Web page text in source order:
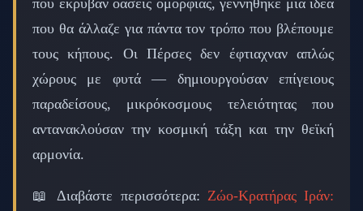
που θα άλλαζε για πάντα τον τρόπο που βλέπουμε
τους κήπους. Οι Πέρσες δεν έφτιαχναν απλώς
χώρους με φυτά — δημιουργούσαν επίγειους
παραδείσους, μικρόκοσμους τελειότητας που
αντανακλούσαν την κοσμική τάξη και την θεϊκή
αρμονία.
📖 Διαβάστε περισσότερα: Ζώο-Κρατήρας Ιράν: